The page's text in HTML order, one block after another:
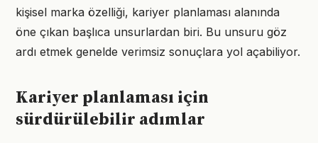
kişisel marka özelliği, kariyer planlaması alanında
öne çıkan başlıca unsurlardan biri. Bu unsuru göz
ardı etmek genelde verimsiz sonuçlara yol açabiliyor.
Kariyer planlaması için
sürdürülebilir adımlar